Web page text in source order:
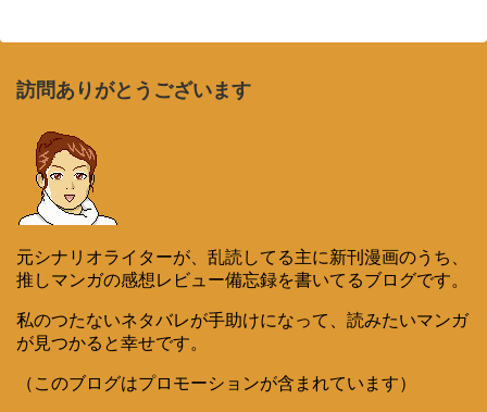
訪問ありがとうございます
元シナリオライターが、乱読してる主に新刊漫画のうち、
推しマンガの感想レビュー備忘録を書いてるブログです。
私のつたないネタバレが手助けになって、読みたいマンガ
が見つかると幸せです。
（このブログはプロモーションが含まれています）